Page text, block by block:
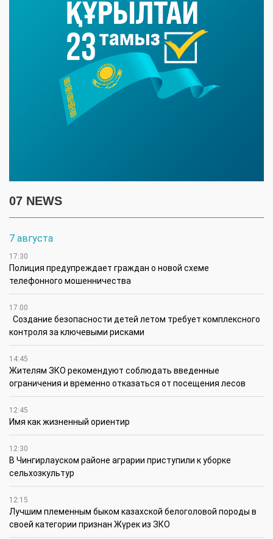
07 NEWS
7 августа
17:30
Полиция предупреждает граждан о новой схеме
телефонного мошенничества
17:00
Создание безопасности детей летом требует комплексного
контроля за ключевыми рисками
14:45
Жителям ЗКО рекомендуют соблюдать введенные
ограничения и временно отказаться от посещения лесов
12:45
Имя как жизненный ориентир
12:30
В Чингирлауском районе аграрии приступили к уборке
сельхозкультур
12:15
Лучшим племенным быком казахской белоголовой породы в
своей категории признан Жүрек из ЗКО